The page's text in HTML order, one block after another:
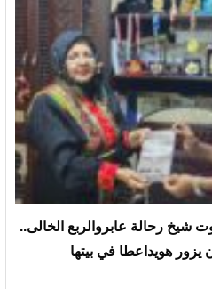
شيخ رحالة عابروالربع الخالى..
يزور هويداعطا في بيتها